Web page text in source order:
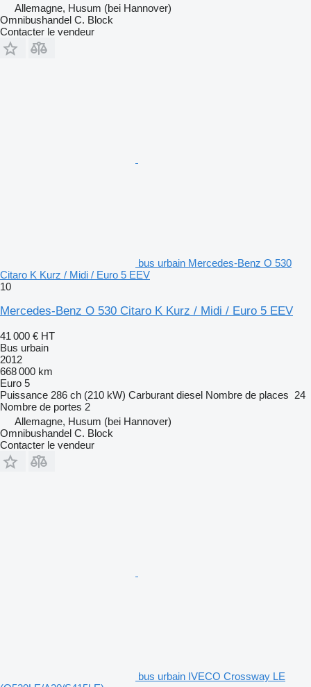
Allemagne, Husum (bei Hannover)
Omnibushandel C. Block
Contacter le vendeur
bus urbain Mercedes-Benz O 530
Citaro K Kurz / Midi / Euro 5 EEV
10
Mercedes-Benz O 530 Citaro K Kurz / Midi / Euro 5 EEV
41 000 € HT
Bus urbain
2012
668 000 km
Euro 5
Puissance 286 ch (210 kW) Carburant diesel Nombre de places 24
Nombre de portes 2
Allemagne, Husum (bei Hannover)
Omnibushandel C. Block
Contacter le vendeur
bus urbain IVECO Crossway LE